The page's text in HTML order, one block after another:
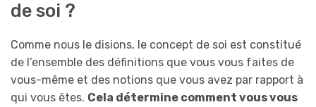
de soi ?
Comme nous le disions, le concept de soi est constitué
de l’ensemble des définitions que vous vous faites de
vous-même et des notions que vous avez par rapport à
qui vous êtes. Cela détermine comment vous vous